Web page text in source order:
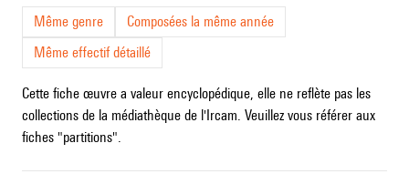
Même genre
Composées la même année
Même effectif détaillé
Cette fiche œuvre a valeur encyclopédique, elle ne reflète pas les
collections de la médiathèque de l'Ircam. Veuillez vous référer aux
fiches "partitions".